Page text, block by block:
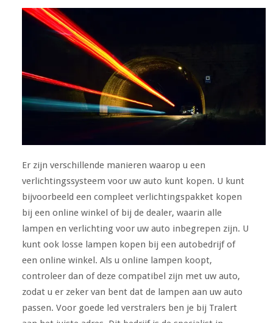
Er zijn verschillende manieren waarop u een
verlichtingssysteem voor uw auto kunt kopen. U kunt
bijvoorbeeld een compleet verlichtingspakket kopen
bij een online winkel of bij de dealer, waarin alle
lampen en verlichting voor uw auto inbegrepen zijn. U
kunt ook losse lampen kopen bij een autobedrijf of
een online winkel. Als u online lampen koopt,
controleer dan of deze compatibel zijn met uw auto,
zodat u er zeker van bent dat de lampen aan uw auto
passen. Voor goede led verstralers ben je bij Tralert